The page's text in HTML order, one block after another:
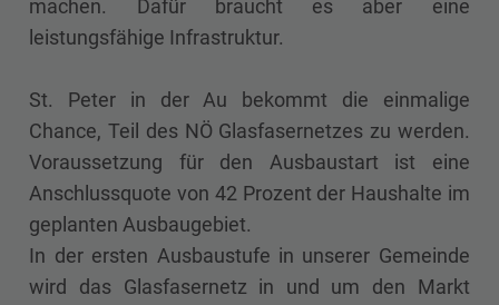
machen. Dafür braucht es aber eine
leistungsfähige Infrastruktur.
St. Peter in der Au bekommt die einmalige
Chance, Teil des NÖ Glasfasernetzes zu werden.
Voraussetzung für den Ausbaustart ist eine
Anschlussquote von 42 Prozent der Haushalte im
geplanten Ausbaugebiet.
In der ersten Ausbaustufe in unserer Gemeinde
wird das Glasfasernetz in und um den Markt